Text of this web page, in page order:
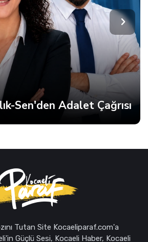
Tutan Site Kocaeliparaf.com'a
Güçlü Sesi, Kocaeli Haber, Kocaeli